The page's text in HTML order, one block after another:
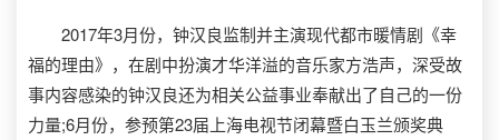
2017年3月份，钟汉良监制并主演现代都市暖情剧《幸
福的理由》，在剧中扮演才华洋溢的音乐家方浩声，深受故
事内容感染的钟汉良还为相关公益事业奉献出了自己的一份
力量;6月份，参预第23届上海电视节闭幕暨白玉兰颁奖典